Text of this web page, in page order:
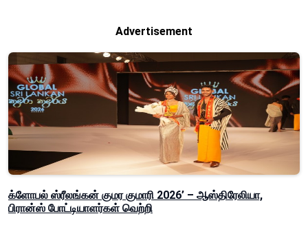
Advertisement
க்ளோபல் ஸ்ரீலங்கன் குமர குமாரி 2026’ – ஆஸ்திரேலியா,
பிரான்ஸ் போட்டியாளர்கள் வெற்றி